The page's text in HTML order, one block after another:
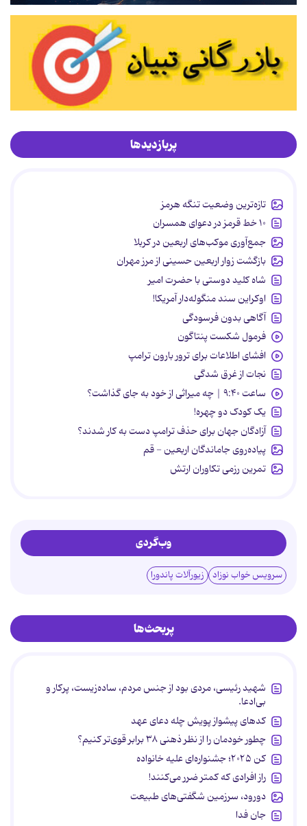
پربازدیدها
تازه‌ترین وضعیت تنگه هرمز
۱۰ خط قرمز در دعوای همسران
جمع‌آوری موکب‌های اربعین در کربلا
بازگشت زوار اربعین حسینی از مرز مهران
شاه کلید دوستی با حضرت امیر
اوکراین سند منگوله‌دار آمریکا!
آگاهی بدون فرسودگی
فرمول شکست پنتاگون
افشای اطلاعات برای ترور بارون ترامپ
نجات از غرق شدگی
ساعت ۹:۴۰ | چه میراثی از خود به جای گذاشت؟
یک کودک دو چهره!
آزادگان جهان برای حذف ترامپ دست به کار شدند؟
پیاده‌روی جاماندگان اربعین - قم
تمرین رزمی تکاوران ارتش
وب‌گردی
سرویس خواب نوزاد زیورآلات پاندورا
پربحث‌ها
شهید رئیسی، مردی بود از جنس مردم، ساده‌زیست، پرکار و
بی‌ادعا.
کدهای پیشواز پویش چله دعای عهد
چطور خودمان را از نظر ذهنی ۳۸ برابر قوی‌تر کنیم؟
کن ۲۰۲۵؛ جشنواره‌ای علیه خانواده
راز افرادی که کمتر ضرر می‌کنند!
دورود، سرزمین شگفتی‌های طبیعت
جان فدا